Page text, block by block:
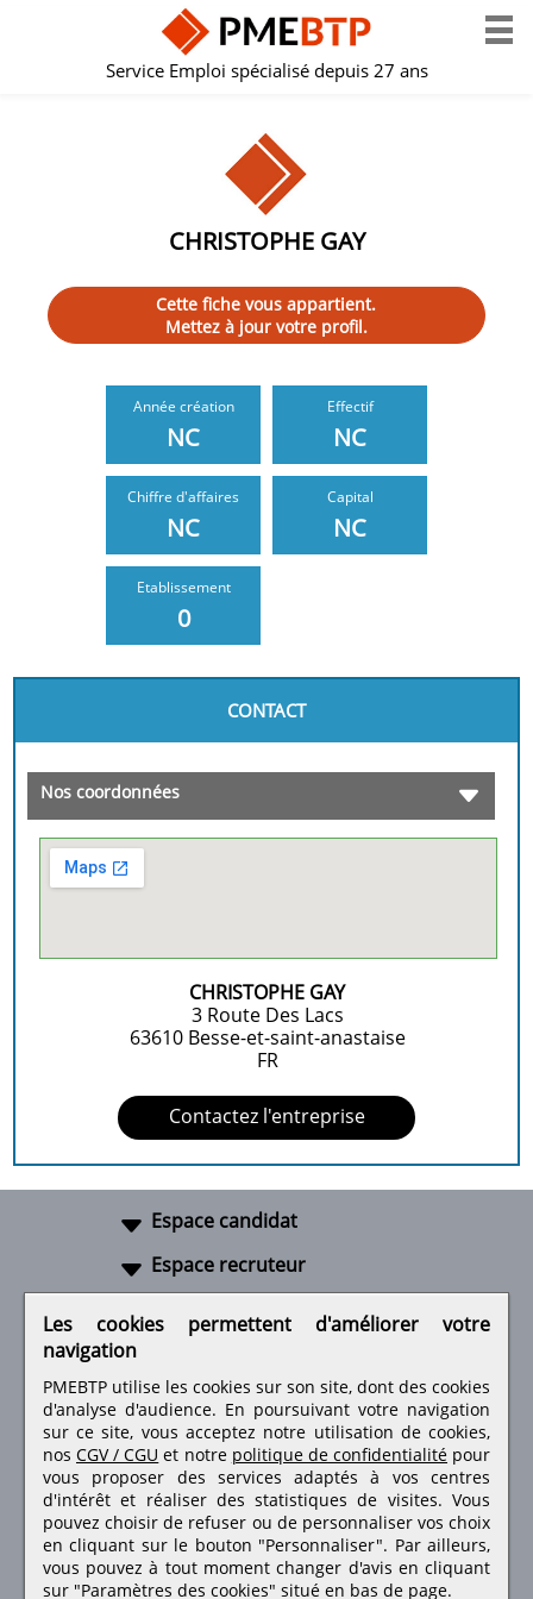
Service Emploi spécialisé depuis 27 ans
CHRISTOPHE GAY
Cette fiche vous appartient.
Mettez à jour votre profil.
Année création
NC
Effectif
NC
Chiffre d'affaires
NC
Capital
NC
Etablissement
0
CONTACT
Nos coordonnées
CHRISTOPHE GAY
3 Route Des Lacs
63610 Besse-et-saint-anastaise
FR
Contactez l'entreprise
Espace candidat
Espace recruteur
Retrouvez-nous sur les réseaux sociaux
Les cookies permettent d'améliorer votre
navigation
PMEBTP utilise les cookies sur son site, dont des cookies
d'analyse d'audience. En poursuivant votre navigation
sur ce site, vous acceptez notre utilisation de cookies,
nos CGV / CGU et notre politique de confidentialité pour
vous proposer des services adaptés à vos centres
d'intérêt et réaliser des statistiques de visites.Vous
pouvez choisir de refuser ou de personnaliser vos choix
en cliquant sur le bouton "Personnaliser". Par ailleurs,
vous pouvez à tout moment changer d'avis en cliquant
sur "Paramètres des cookies" situé en bas de page.